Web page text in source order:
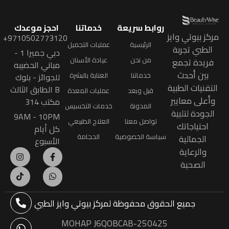
مركز بيوتي وايز
الطبي تجربة
فريدة تجمع
بين أحدث
التقنيات الطبية
وأعلى معايير
الجودة لتلبية
احتياجاتك
الجمالية
والرعاية
الصحية
روابط سريعة
الرئيسية
من نحن
خدماتنا
قبل وبعد
المدونة
تواصل معنا
سياسة الخصوصية
خدماتنا
عمليات التجميل
عيادة الأسنان
العناية بالبشرة
عمليات المعدة
خدمات التخسيس
العلاج الطبيعي
الحجامة
احجز موعدك
9710502773120+
دبي جميرا 1 -
مباني الحضيبه
للجوائز - بلوك
B الطابق الثالث
مكتب 314
9AM - 10PM
كل أيام
الأسبوع
جميع الحقوق محفوظةلمركز بيوتي وايز الطبي
MOHAP J6QOBCAB-250425